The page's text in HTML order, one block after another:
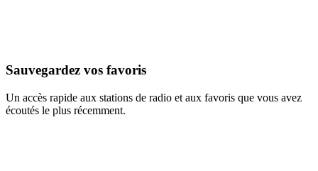
Sauvegardez vos favoris
Un accès rapide aux stations de radio et aux favoris que vous avez
écoutés le plus récemment.